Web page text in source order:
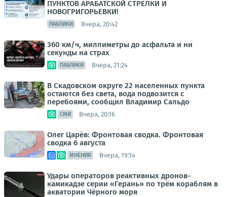
ПУНКТОВ АРАБАТСКОЙ СТРЕЛКИ И
НОВОГРИГОРЬЕВКИ!
ПАБЛИКИ Вчера, 20:42
360 км/ч, миллиметры до асфальта и ни
секунды на страх
ПАБЛИКИ Вчера, 21:24
В Скадовском округе 22 населенных пункта
остаются без света, вода подвозится с
перебоями, сообщил Владимир Сальдо
СМИ Вчера, 20:16
Олег Царёв: Фронтовая сводка. Фронтовая
сводка 6 августа
МНЕНИЯ Вчера, 19:14
Удары операторов реактивных дронов-
камикадзе серии «Герань» по трём кораблям в
акватории Чёрного моря